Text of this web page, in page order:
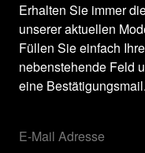
Erhalten Sie immer
unserer aktuellen
Füllen Sie einfach
nebenstehende Feld
eine Bestätigungsmail.